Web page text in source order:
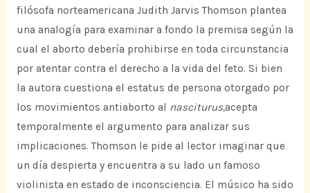
filósofa norteamericana Judith Jarvis Thomson plantea
una analogía para examinar a fondo la premisa según la
cual el aborto debería prohibirse en toda circunstancia
por atentar contra el derecho a la vida del feto. Si bien
la autora cuestiona el estatus de persona otorgado por
los movimientos antiaborto al nasciturus,acepta
temporalmente el argumento para analizar sus
implicaciones. Thomson le pide al lector imaginar que
un día despierta y encuentra a su lado un famoso
violinista en estado de inconsciencia. El músico ha sido